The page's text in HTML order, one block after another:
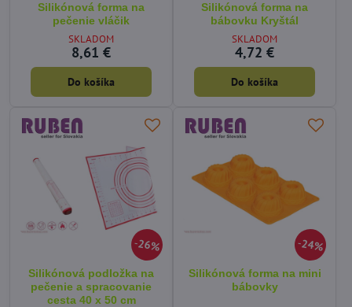
Silikónová forma na
pečenie vláčik
SKLADOM
8,61 €
Do košíka
Silikónová forma na
bábovku Kryštál
SKLADOM
4,72 €
Do košíka
26%
Silikónová podložka na
pečenie a spracovanie
cesta 40 x 50 cm
24%
Silikónová forma na mini
bábovky